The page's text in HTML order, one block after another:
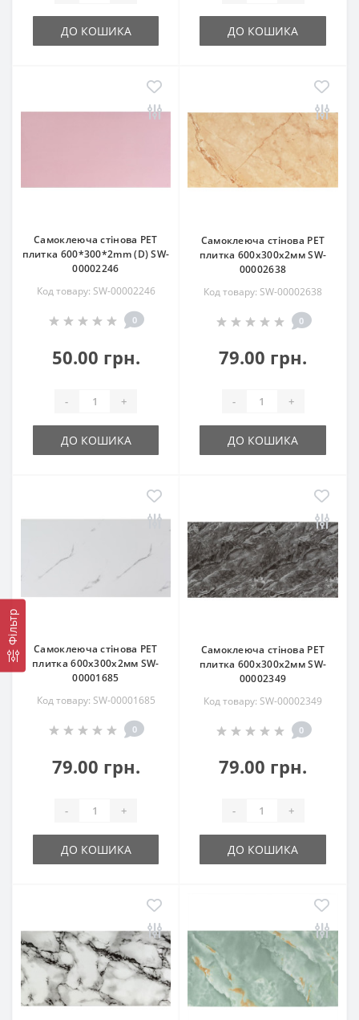
Фільтр
ДО КОШИКА ДО КОШИКА
Самоклеюча стінова PET
плитка 600*300*2mm (D) SW-
00002246
Код товару: SW-00002246
0
50.00 грн.
- +
ДО КОШИКА
Самоклеюча стінова PET
плитка 600х300х2мм SW-
00002638
Код товару: SW-00002638
0
79.00 грн.
- +
ДО КОШИКА
Самоклеюча стінова PET
плитка 600х300х2мм SW-
00001685
Код товару: SW-00001685
0
79.00 грн.
- +
ДО КОШИКА
Самоклеюча стінова PET
плитка 600х300х2мм SW-
00002349
Код товару: SW-00002349
0
79.00 грн.
- +
ДО КОШИКА